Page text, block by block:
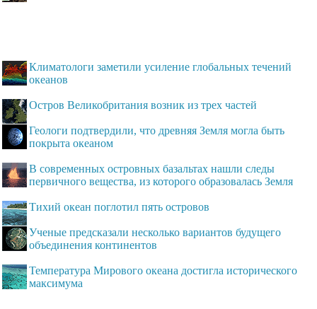
Климатологи заметили усиление глобальных течений
океанов
Остров Великобритания возник из трех частей
Геологи подтвердили, что древняя Земля могла быть
покрыта океаном
В современных островных базальтах нашли следы
первичного вещества, из которого образовалась Земля
Тихий океан поглотил пять островов
Ученые предсказали несколько вариантов будущего
объединения континентов
Температура Мирового океана достигла исторического
максимума